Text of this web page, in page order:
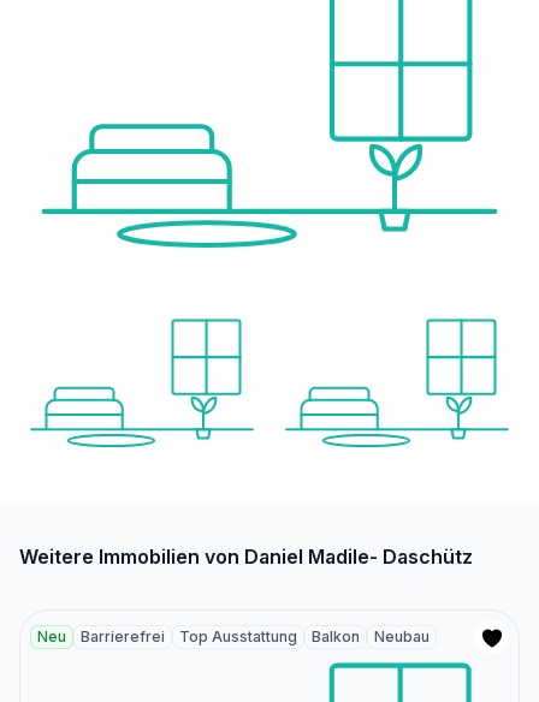
Weitere Immobilien von Daniel Madile- Daschütz
Neu Barrierefrei Top Ausstattung Balkon Neubau